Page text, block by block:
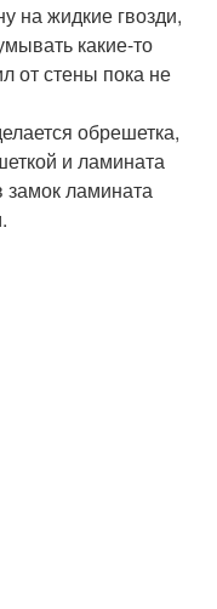
на жидкие гвозди,
какие-то
от стены пока не
обрешетка,
и ламината
замок ламината